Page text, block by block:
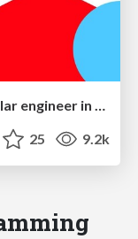
採用市場でモテるエンジニア/ popular engineer in recruiting market
25 9.2k